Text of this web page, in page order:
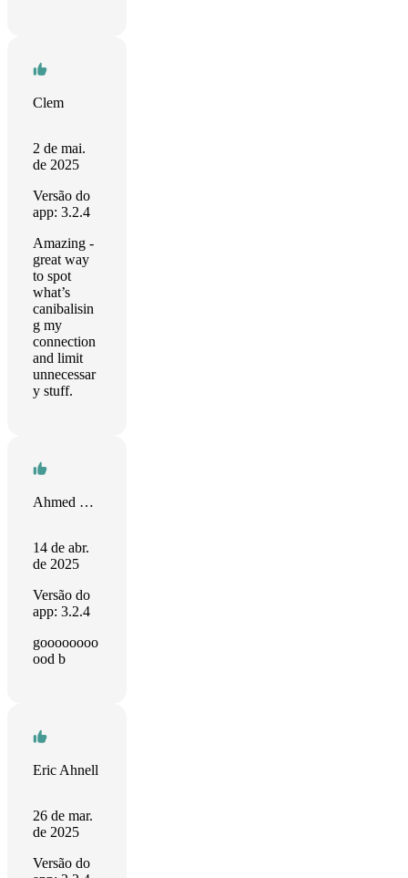
Clem
2 de mai.
de 2025
Versão do
app: 3.2.4
Amazing -
great way
to spot
what’s
canibalisin
g my
connection
and limit
unnecessar
y stuff.
Ahmed Mohamed
14 de abr.
de 2025
Versão do
app: 3.2.4
goooooooo
ood b
Eric Ahnell
26 de mar.
de 2025
Versão do